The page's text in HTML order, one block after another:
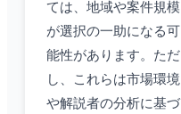
ては、地域や案件規模
が選択の一助になる可
能性があります。ただ
し、これらは市場環境
や解説者の分析に基づ